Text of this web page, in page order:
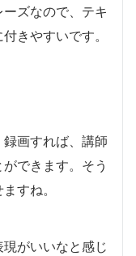
ズなので、テキ
きやすいです。
画すれば、講師
できます。そう
すね。
がいいなと感じ